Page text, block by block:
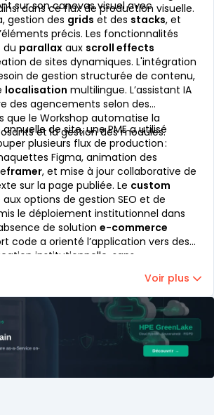
dans ce flux de production visuelle.
sur son canevas visuel avec
gestion des grids et des stacks, et
précis. Les fonctionnalités
du parallax aux scroll effects
de sites dynamiques. L'intégration
de gestion structurée de contenu,
localisation multilingue. L’assistant IA
des agencements selon des
que le Workshop automatise la
et la gestion des modules.
de site, une PME a utilisé
plusieurs flux de production :
Figma, animation des
framer, et mise à jour collaborative de
sur la page publiée. Le custom
options de gestion SEO et de
le déploiement institutionnel dans
de solution e-commerce
code a orienté l’application vers des
institutionnelle, sans
Voir plus